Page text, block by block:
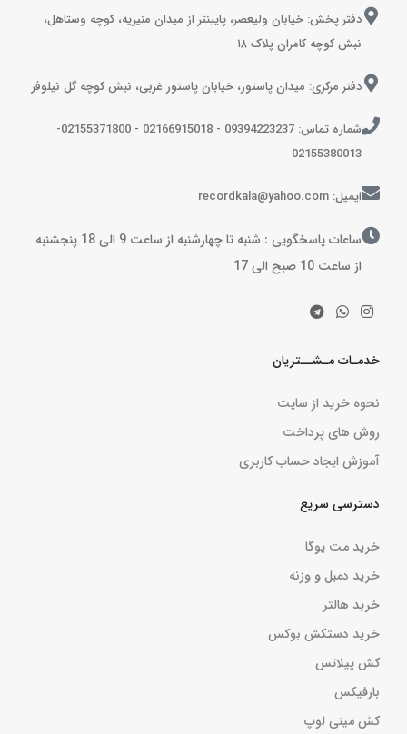
خدمـات مـشــتریان
نحوه خرید از سایت
روش های پرداخت
آموزش ایجاد حساب کاربری
دسترسی سریع
خرید مت یوگا
خرید دمبل و وزنه
خرید هالتر
خرید دستکش بوکس
کش پیلاتس
بارفیکس
کش مینی لوپ
دفتر پخش: خیابان ولیعصر، پایینتر از میدان منیریه، کوچه وستاهل،
نبش کوچه کامران پلاک ۱۸
دفتر مرکزی: میدان پاستور، خیابان پاستور غربی، نبش کوچه گل نیلوفر
شماره تماس: 09394223237 - 02166915018 - 02155371800-
02155380013
ایمیل: recordkala@yahoo.com
ساعات پاسخگویی : شنبه تا چهارشنبه از ساعت 9 الی 18 پنجشنبه
از ساعت 10 صبح الی 17